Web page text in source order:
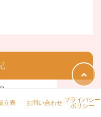
立表 お問い合わせ プライバシー
ポリシー